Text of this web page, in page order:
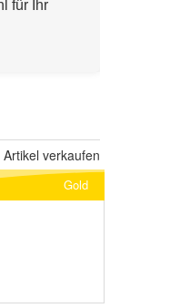
Artikel verkaufen
Gold